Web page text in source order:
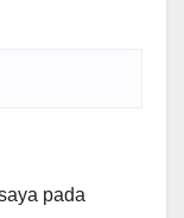
pada